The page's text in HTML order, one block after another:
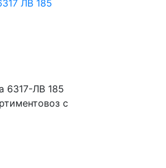
ЛВ 185
6317-ЛВ 185
с